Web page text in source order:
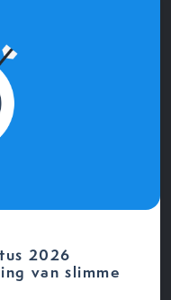
2026
van slimme